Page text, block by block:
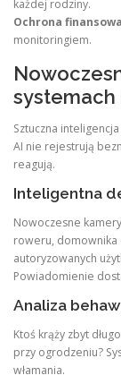
każdej rodziny.
Ochrona
monitoringiem.
systemach
Sztuczna
AI nie rejestrują
reagują.
Inteligentna
Nowoczesne
roweru, domownika
autoryzowanych
Powiadomienie
Analiza
Ktoś krąży zbyt
przy ogrodzeniu?
włamania.